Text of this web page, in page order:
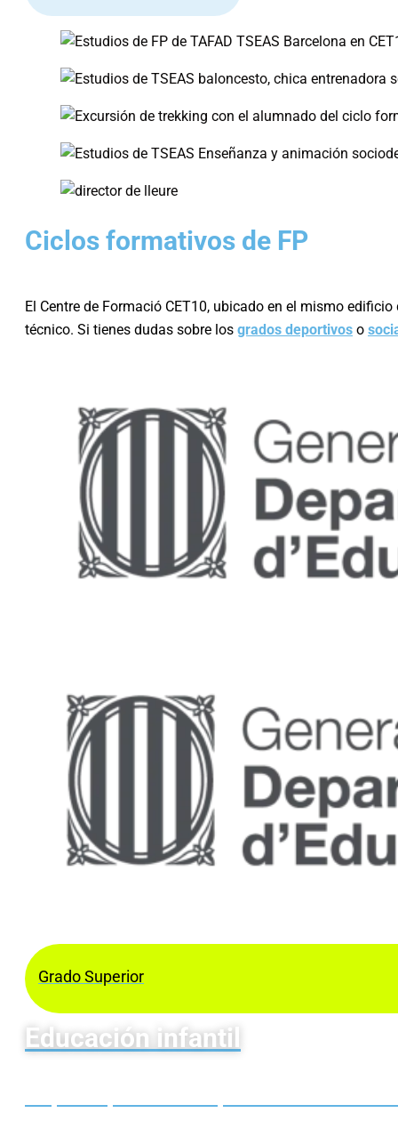
Ciclos formativos de FP
El Centre de Formació CET10, ubicado en el mismo
técnico. Si tienes dudas sobre los grados deportivos o
Grado Superior
Educación infantil